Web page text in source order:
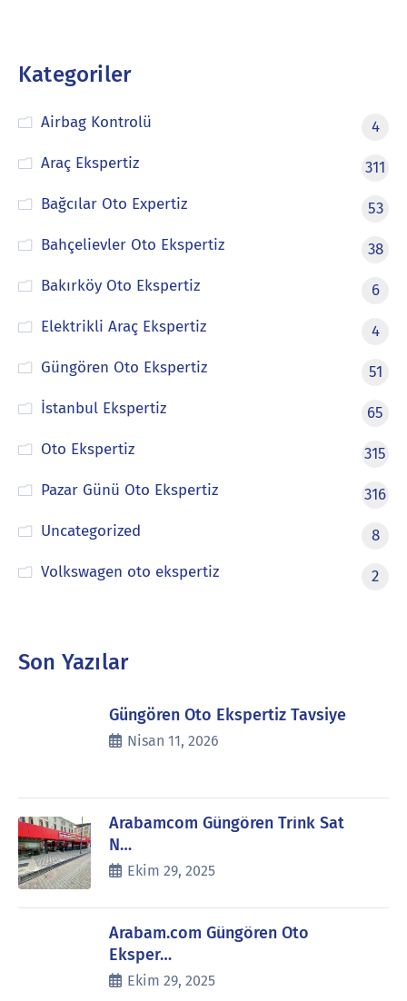
Kategoriler
Airbag Kontrolü
4
Araç Ekspertiz
311
Bağcılar Oto Expertiz
53
Bahçelievler Oto Ekspertiz
38
Bakırköy Oto Ekspertiz
6
Elektrikli Araç Ekspertiz
4
Güngören Oto Ekspertiz
51
İstanbul Ekspertiz
65
Oto Ekspertiz
315
Pazar Günü Oto Ekspertiz
316
Uncategorized
8
Volkswagen oto ekspertiz
2
Son Yazılar
Güngören Oto Ekspertiz Tavsiye
Nisan 11, 2026
Arabamcom Güngören Trink Sat
N…
Ekim 29, 2025
Arabam.com Güngören Oto
Eksper…
Ekim 29, 2025